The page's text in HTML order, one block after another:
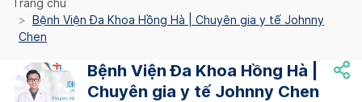
Trang chủ
Bệnh Viện Đa Khoa Hồng Hà | Chuyên gia y tế Johnny
Chen
Bệnh Viện Đa Khoa Hồng Hà |
Chuyên gia y tế Johnny Chen